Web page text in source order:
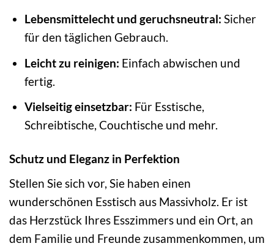
Lebensmittelecht und geruchsneutral: Sicher
für den täglichen Gebrauch.
Leicht zu reinigen: Einfach abwischen und
fertig.
Vielseitig einsetzbar: Für Esstische,
Schreibtische, Couchtische und mehr.
Schutz und Eleganz in Perfektion
Stellen Sie sich vor, Sie haben einen
wunderschönen Esstisch aus Massivholz. Er ist
das Herzstück Ihres Esszimmers und ein Ort, an
dem Familie und Freunde zusammenkommen, um